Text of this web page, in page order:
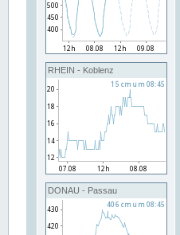
RHEIN - Koblenz
DONAU - Passau